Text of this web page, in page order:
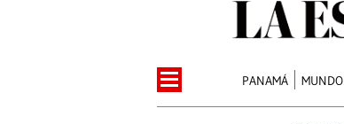
PANAMÁ MUNDO